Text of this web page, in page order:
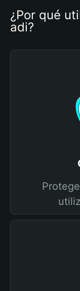
¿Por qué
adi?